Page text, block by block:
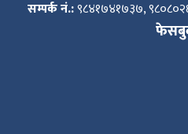
सम्पर्क नं.:९८४१७४१७३७,